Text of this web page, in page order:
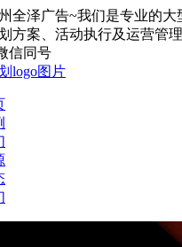
全泽广告~我们是专业的大
方案、活动执行及运营管理
信同号